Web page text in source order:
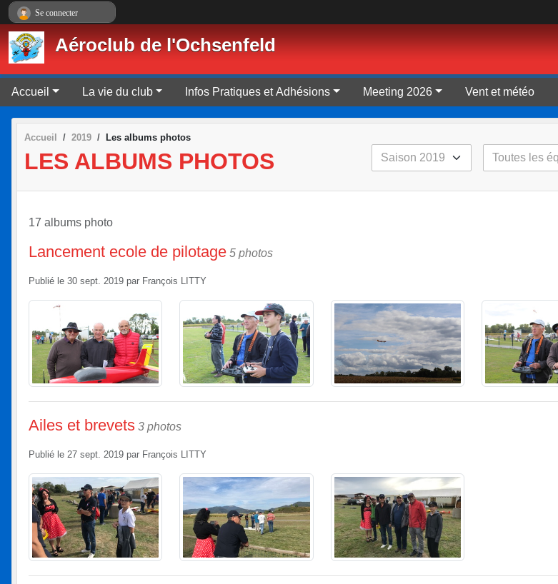
Aéroclub de l'Ochsenfeld
Accueil La vie du club Infos Pratiques et Adhésions Meeting 2026 Vent et météo
Accueil 2019 Les albums photos
LES ALBUMS PHOTOS
17 albums photo
Lancement ecole de pilotage 5 photos
Publié le 30 sept. 2019 par François LITTY
Ailes et brevets 3 photos
Publié le 27 sept. 2019 par François LITTY
Se connecter
Panneau de gestion des cookies